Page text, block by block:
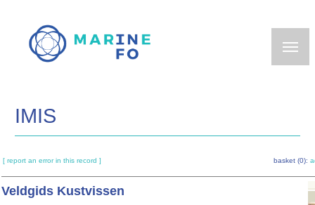
main
IMIS
[ report an error in this record ] basket (0):
Veldgids Kustvissen